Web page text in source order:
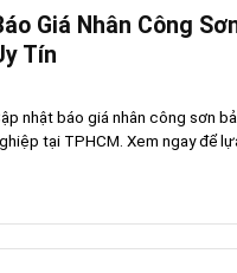
Giá Nhân Công
Tín
nhật báo giá nhân công sơn
tại TPHCM. Xem ngay để